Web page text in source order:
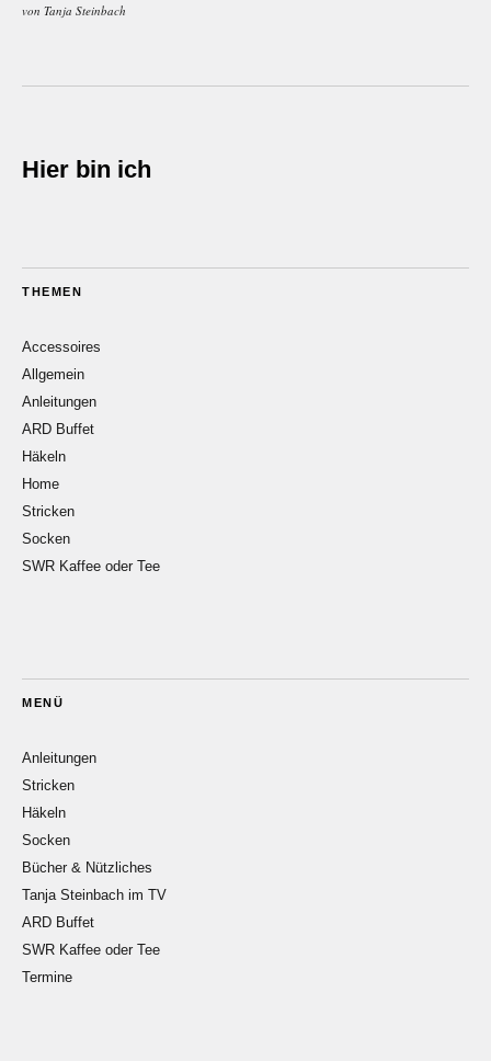
von Tanja Steinbach
Hier bin ich
THEMEN
Accessoires
Allgemein
Anleitungen
ARD Buffet
Häkeln
Home
Stricken
Socken
SWR Kaffee oder Tee
MENÜ
Anleitungen
Stricken
Häkeln
Socken
Bücher & Nützliches
Tanja Steinbach im TV
ARD Buffet
SWR Kaffee oder Tee
Termine